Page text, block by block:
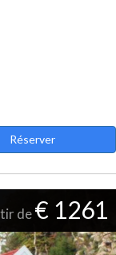
Réserver
de€ 1261